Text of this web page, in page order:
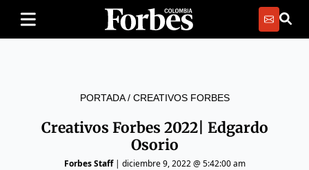
PORTADA/ CREATIVOS FORBES
Creativos Forbes 2022| Edgardo
Osorio
Forbes Staff| diciembre 9, 2022 @ 5:42:00 am